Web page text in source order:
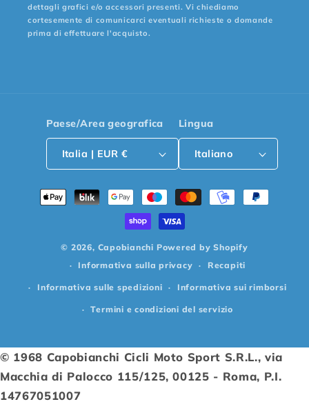
dettagli grafici e/o accessori presenti. Vi chiediamo
cortesemente di comunicarci eventuali richieste o domande
prima di effettuare l'acquisto.
Paese/Area geografica
Italia | EUR €
Lingua
Italiano
Metodi
© 2026, Capobianchi Powered by Shopify
Informativa sulla privacy
Recapiti
Informativa sulle spedizioni Informativa sui rimborsi
Termini e condizioni del servizio
© 1968 Capobianchi Cicli Moto Sport S.R.L., via
Macchia di Palocco 115/125, 00125 - Roma, P.I.
14767051007